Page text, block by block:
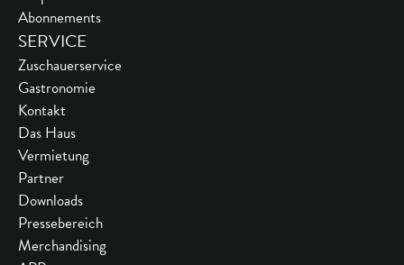
Abonnements
SERVICE
Zuschauerservice
Gastronomie
Kontakt
Das Haus
Vermietung
Partner
Downloads
Pressebereich
Merchandising